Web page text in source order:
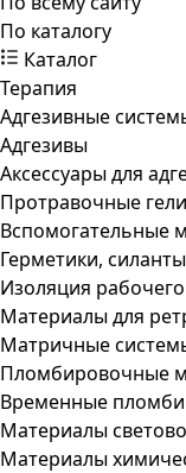
По каталогу
Каталог
Терапия
Адгезивные
Адгезивы
Аксессуары для
Протравочные гели
Вспомогательные
Герметики,
Изоляция
Материалы для
Матричные
Пломбировочные
Временные
Материалы
Материалы